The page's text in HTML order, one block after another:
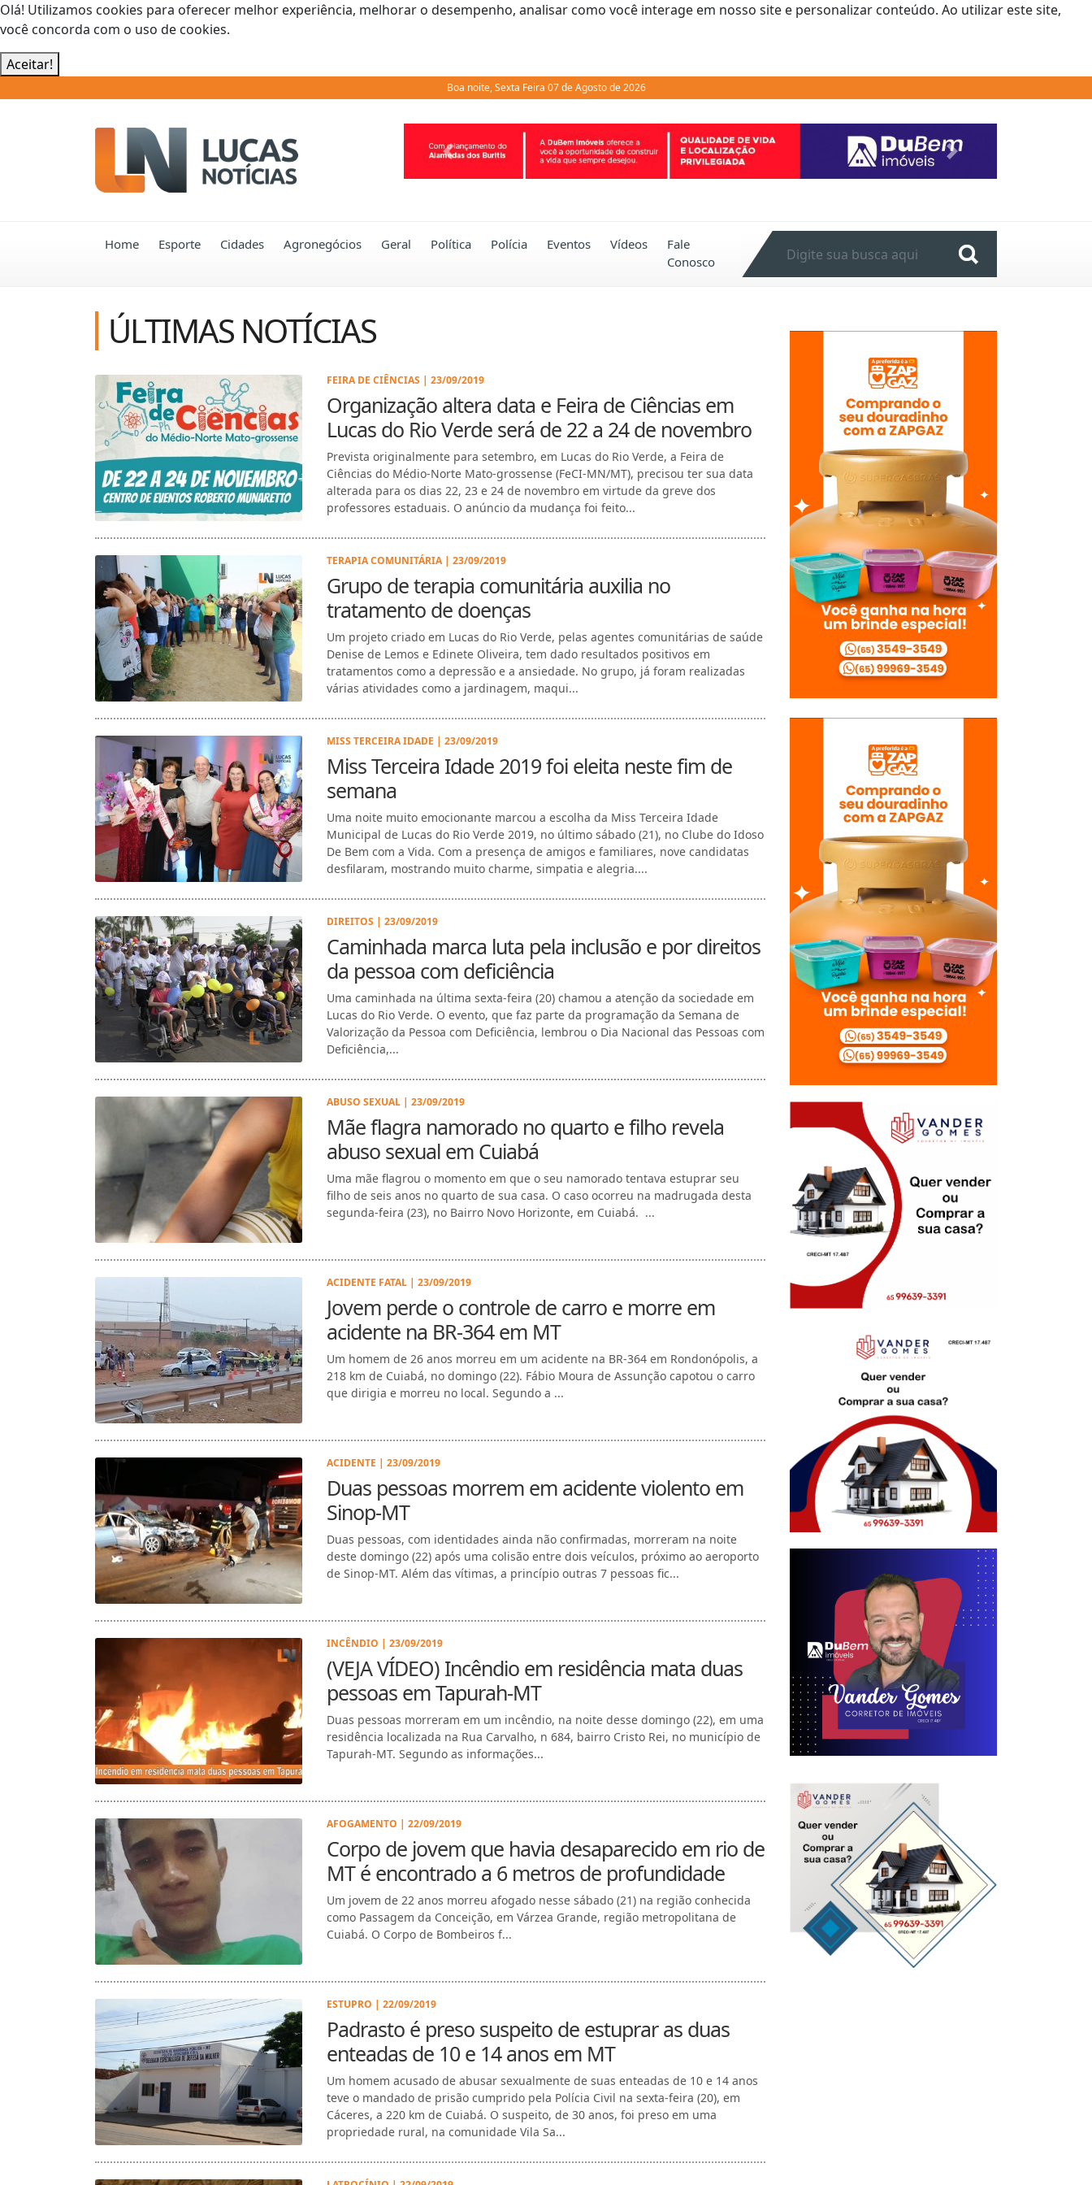
Olá! Utilizamos cookies para oferecer melhor experiência, melhorar o desempenho, analisar como você interage em nosso site e personalizar conteúdo. Ao utilizar este site,
você concorda com o uso de cookies.
Aceitar!
Boa noite, Sexta Feira 07 de Agosto de 2026
Home Esporte Cidades Agronegócios Geral Política Polícia Eventos Vídeos
Fale
Conosco
ÚLTIMAS NOTÍCIAS
FEIRA DE CIÊNCIAS | 23/09/2019
Organização altera data e Feira de Ciências em
Lucas do Rio Verde será de 22 a 24 de novembro
Prevista originalmente para setembro, em Lucas do Rio Verde, a Feira de
Ciências do Médio-Norte Mato-grossense (FeCI-MN/MT), precisou ter sua data
alterada para os dias 22, 23 e 24 de novembro em virtude da greve dos
professores estaduais. O anúncio da mudança foi feito...
TERAPIA COMUNITÁRIA | 23/09/2019
Grupo de terapia comunitária auxilia no
tratamento de doenças
Um projeto criado em Lucas do Rio Verde, pelas agentes comunitárias de saúde
Denise de Lemos e Edinete Oliveira, tem dado resultados positivos em
tratamentos como a depressão e a ansiedade. No grupo, já foram realizadas
várias atividades como a jardinagem, maqui...
MISS TERCEIRA IDADE | 23/09/2019
Miss Terceira Idade 2019 foi eleita neste fim de
semana
Uma noite muito emocionante marcou a escolha da Miss Terceira Idade
Municipal de Lucas do Rio Verde 2019, no último sábado (21), no Clube do Idoso
De Bem com a Vida. Com a presença de amigos e familiares, nove candidatas
desfilaram, mostrando muito charme, simpatia e alegria....
DIREITOS | 23/09/2019
Caminhada marca luta pela inclusão e por direitos
da pessoa com deficiência
Uma caminhada na última sexta-feira (20) chamou a atenção da sociedade em
Lucas do Rio Verde. O evento, que faz parte da programação da Semana de
Valorização da Pessoa com Deficiência, lembrou o Dia Nacional das Pessoas com
Deficiência,...
ABUSO SEXUAL | 23/09/2019
Mãe flagra namorado no quarto e filho revela
abuso sexual em Cuiabá
Uma mãe flagrou o momento em que o seu namorado tentava estuprar seu
filho de seis anos no quarto de sua casa. O caso ocorreu na madrugada desta
segunda-feira (23), no Bairro Novo Horizonte, em Cuiabá. ...
ACIDENTE FATAL | 23/09/2019
Jovem perde o controle de carro e morre em
acidente na BR-364 em MT
Um homem de 26 anos morreu em um acidente na BR-364 em Rondonópolis, a
218 km de Cuiabá, no domingo (22). Fábio Moura de Assunção capotou o carro
que dirigia e morreu no local. Segundo a ...
ACIDENTE | 23/09/2019
Duas pessoas morrem em acidente violento em
Sinop-MT
Duas pessoas, com identidades ainda não confirmadas, morreram na noite
deste domingo (22) após uma colisão entre dois veículos, próximo ao aeroporto
de Sinop-MT. Além das vítimas, a princípio outras 7 pessoas fic...
INCÊNDIO | 23/09/2019
(VEJA VÍDEO) Incêndio em residência mata duas
pessoas em Tapurah-MT
Duas pessoas morreram em um incêndio, na noite desse domingo (22), em uma
residência localizada na Rua Carvalho, n 684, bairro Cristo Rei, no município de
Tapurah-MT. Segundo as informações...
AFOGAMENTO | 22/09/2019
Corpo de jovem que havia desaparecido em rio de
MT é encontrado a 6 metros de profundidade
Um jovem de 22 anos morreu afogado nesse sábado (21) na região conhecida
como Passagem da Conceição, em Várzea Grande, região metropolitana de
Cuiabá. O Corpo de Bombeiros f...
ESTUPRO | 22/09/2019
Padrasto é preso suspeito de estuprar as duas
enteadas de 10 e 14 anos em MT
Um homem acusado de abusar sexualmente de suas enteadas de 10 e 14 anos
teve o mandado de prisão cumprido pela Polícia Civil na sexta-feira (20), em
Cáceres, a 220 km de Cuiabá. O suspeito, de 30 anos, foi preso em uma
propriedade rural, na comunidade Vila Sa...